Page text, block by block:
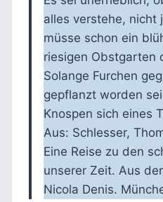
alles verstehe, nicht
müsse schon ein
riesigen Obstgarten
Solange Furchen
gepflanzt worden
Knospen sich eines
Aus: Schlesser,
Eine Reise zu den
unserer Zeit. Aus
Nicola Denis.